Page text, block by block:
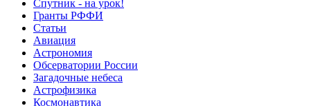
Спутник - на урок!
Гранты РФФИ
Статьи
Авиация
Астрономия
Обсерватории России
Загадочные небеса
Астрофизика
Космонавтика